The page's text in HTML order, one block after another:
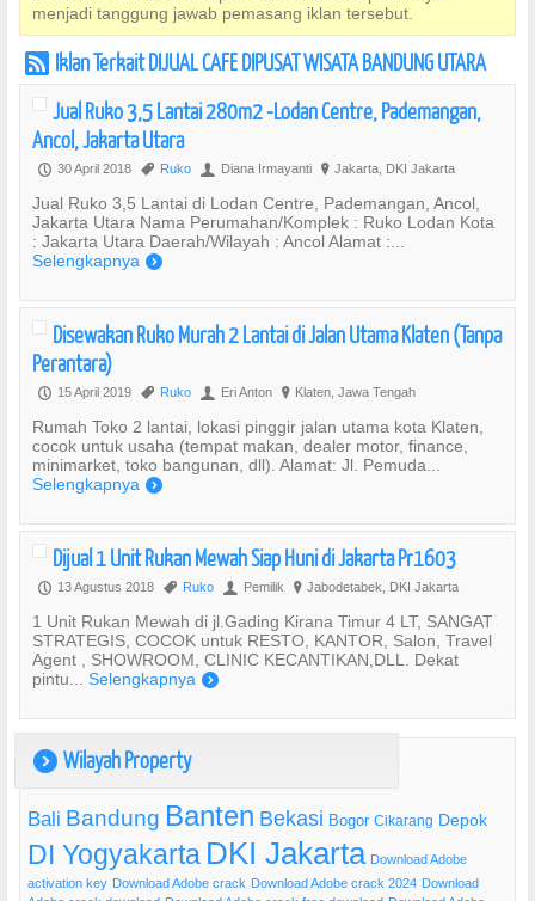
menjadi tanggung jawab pemasang iklan tersebut.
r Iklan Terkait DIJUAL CAFE DIPUSAT WISATA BANDUNG UTARA
Jual Ruko 3,5 Lantai 280m2 -Lodan Centre, Pademangan,
Ancol, Jakarta Utara
P 30 April 2018 , Ruko U Diana Irmayanti ? Jakarta, DKI Jakarta
Jual Ruko 3,5 Lantai di Lodan Centre, Pademangan, Ancol,
Jakarta Utara Nama Perumahan/Komplek : Ruko Lodan Kota
: Jakarta Utara Daerah/Wilayah : Ancol Alamat :...
Selengkapnya )
Disewakan Ruko Murah 2 Lantai di Jalan Utama Klaten (Tanpa
Perantara)
P 15 April 2019 , Ruko U Eri Anton ? Klaten, Jawa Tengah
Rumah Toko 2 lantai, lokasi pinggir jalan utama kota Klaten,
cocok untuk usaha (tempat makan, dealer motor, finance,
minimarket, toko bangunan, dll). Alamat: Jl. Pemuda...
Selengkapnya )
Dijual 1 Unit Rukan Mewah Siap Huni di Jakarta Pr1603
P 13 Agustus 2018 , Ruko U Pemilik ? Jabodetabek, DKI Jakarta
1 Unit Rukan Mewah di jl.Gading Kirana Timur 4 LT, SANGAT
STRATEGIS, COCOK untuk RESTO, KANTOR, Salon, Travel
Agent , SHOWROOM, CLINIC KECANTIKAN,DLL. Dekat
pintu... Selengkapnya )
) Wilayah Property
Bali Bandung Banten Bekasi Bogor Cikarang Depok
DI Yogyakarta DKI Jakarta Download Adobe
activation key Download Adobe crack Download Adobe crack 2024 Download